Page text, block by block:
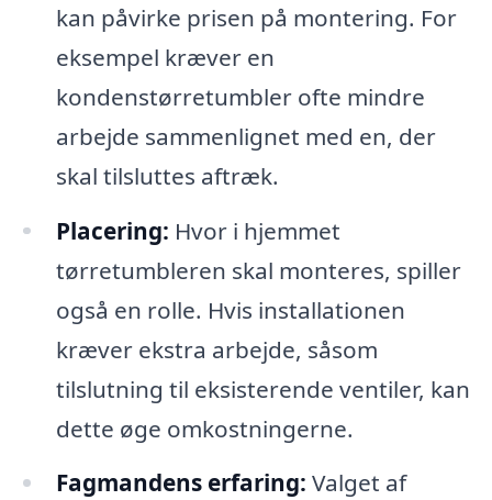
kan påvirke prisen på montering. For
eksempel kræver en
kondenstørretumbler ofte mindre
arbejde sammenlignet med en, der
skal tilsluttes aftræk.
Placering: Hvor i hjemmet
tørretumbleren skal monteres, spiller
også en rolle. Hvis installationen
kræver ekstra arbejde, såsom
tilslutning til eksisterende ventiler, kan
dette øge omkostningerne.
Fagmandens erfaring: Valget af